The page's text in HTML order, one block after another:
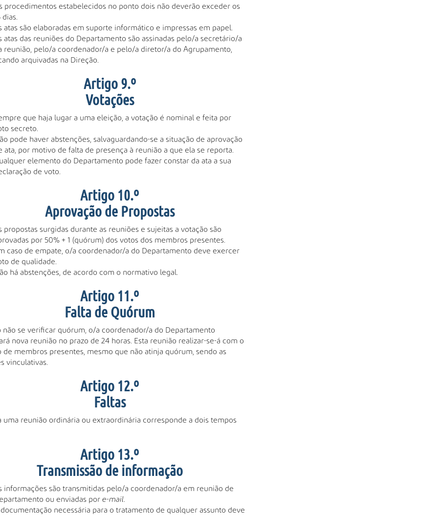
procedimentos estabelecidos no ponto dois não deverão exceder os
dias.
atas são elaboradas em suporte informático e impressas em papel.
atas das reuniões do Departamento são assinadas pelo/a secretário/a
reunião, pelo/a coordenador/a e pelo/a diretor/a do Agrupamento,
arquivadas na Direção.
Artigo 9.º
Votações
que haja lugar a uma eleição, a votação é nominal e feita por
secreto.
pode haver abstenções, salvaguardando-se a situação de aprovação
ata, por motivo de falta de presença à reunião a que ela se reporta.
elemento do Departamento pode fazer constar da ata a sua
de voto.
Artigo 10.º
Aprovação de Propostas
propostas surgidas durante as reuniões e sujeitas a votação são
por 50% + 1 (quórum) dos votos dos membros presentes.
caso de empate, o/a coordenador/a do Departamento deve exercer
de qualidade.
há abstenções, de acordo com o normativo legal.
Artigo 11.º
Falta de Quórum
não se verificar quórum, o/a coordenador/a do Departamento
nova reunião no prazo de 24 horas. Esta reunião realizar-se-á com o
de membros presentes, mesmo que não atinja quórum, sendo as
vinculativas.
Artigo 12.º
Faltas
uma reunião ordinária ou extraordinária corresponde a dois tempos
Artigo 13.º
Transmissão de informação
informações são transmitidas pelo/a coordenador/a em reunião de
ou enviadas por e-mail
necessária para o tratamento de qualquer assunto deve